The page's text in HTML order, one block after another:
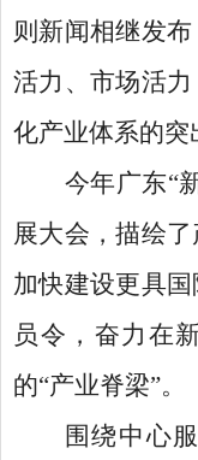
则新闻相继发
活力、市场活
化产业体系的突
今年广东“
展大会，描绘
加快建设更具
员令，奋力在
的“产业脊梁”。
围绕中心